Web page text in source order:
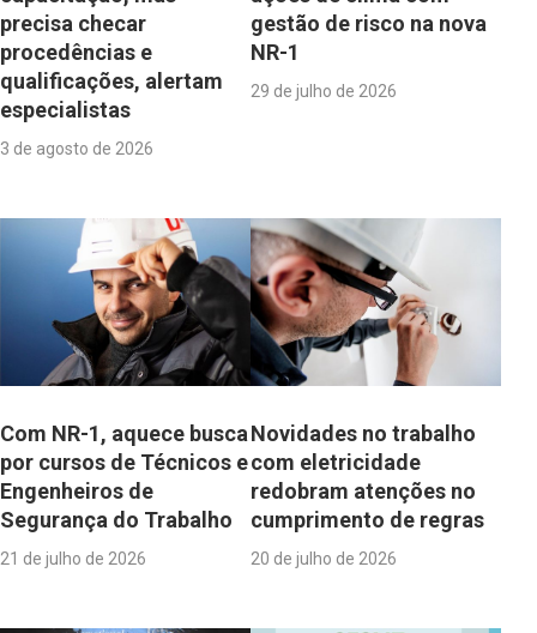
precisa checar
procedências e
qualificações, alertam
especialistas
3 de agosto de 2026
gestão de risco na nova
NR-1
29 de julho de 2026
Com NR-1, aquece busca
por cursos de Técnicos e
Engenheiros de
Segurança do Trabalho
21 de julho de 2026
Novidades no trabalho
com eletricidade
redobram atenções no
cumprimento de regras
20 de julho de 2026